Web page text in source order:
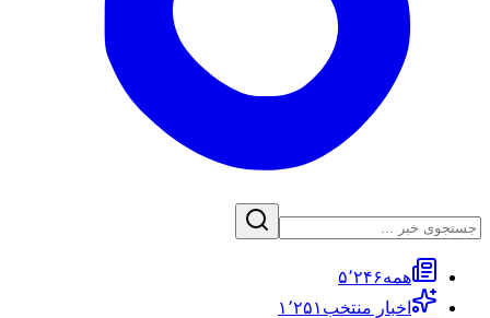
همه۵٬۲۴۶
اخبار منتخب ۱٬۲۵۱